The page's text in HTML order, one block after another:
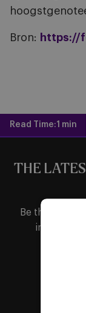
Bron: https://
Read Time:1 min
THE
Be the first